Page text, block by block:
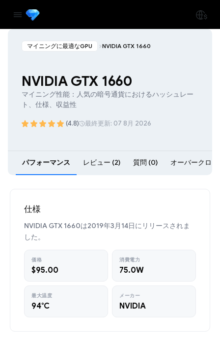
マイニングに最適なGPU NVIDIA GTX 1660
NVIDIA GTX 1660
マイニング性能：人気の暗号通貨におけるハッシュレー
ト、仕様、収益性
(4.8) 最終更新: 07 8月 2026
パフォーマンス レビュー (2) 質問 (0) オーバークロ
仕様
NVIDIA GTX 1660は2019年3月14日にリリースされま
した。
価格
$95.00
消費電力
75.0W
最大温度
94°C
メーカー
NVIDIA